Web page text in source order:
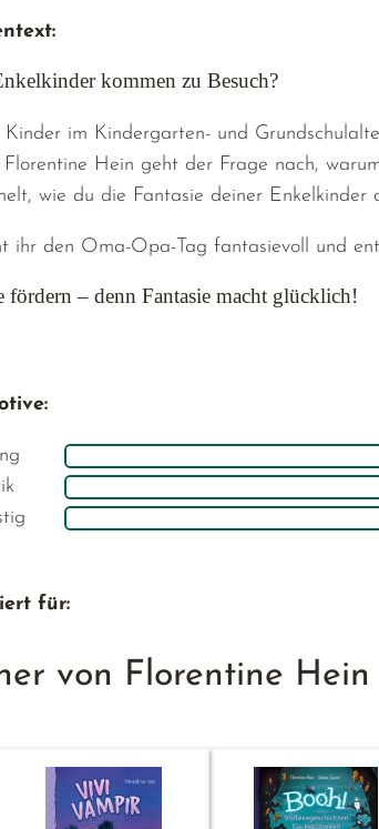
kommen zu Besuch?
Kinder im Kindergarten- und
Hein geht der Frage nach,
wie du die Fantasie deiner Enkelkinder
ihr den Oma-Opa-Tag fantasievoll und
fördern – denn Fantasie macht glücklich!
für:
von Florentine Hein